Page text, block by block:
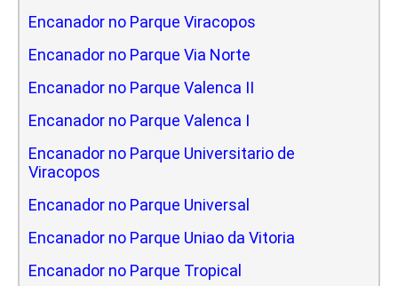
Encanador no Parque Viracopos
Encanador no Parque Via Norte
Encanador no Parque Valenca II
Encanador no Parque Valenca I
Encanador no Parque Universitario de
Viracopos
Encanador no Parque Universal
Encanador no Parque Uniao da Vitoria
Encanador no Parque Tropical